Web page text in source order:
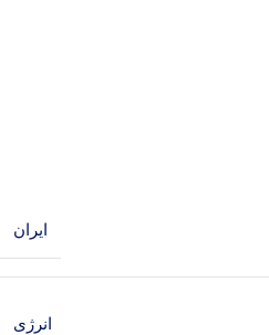
ایران
انرژی